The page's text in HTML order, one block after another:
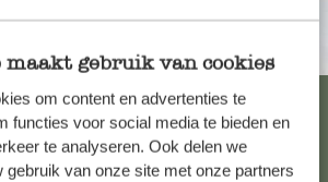
maakt gebruik van cookies
om content en advertenties te
functies voor social media te bieden en
te analyseren. Ook delen we
gebruik van onze site met onze partners
à proximité